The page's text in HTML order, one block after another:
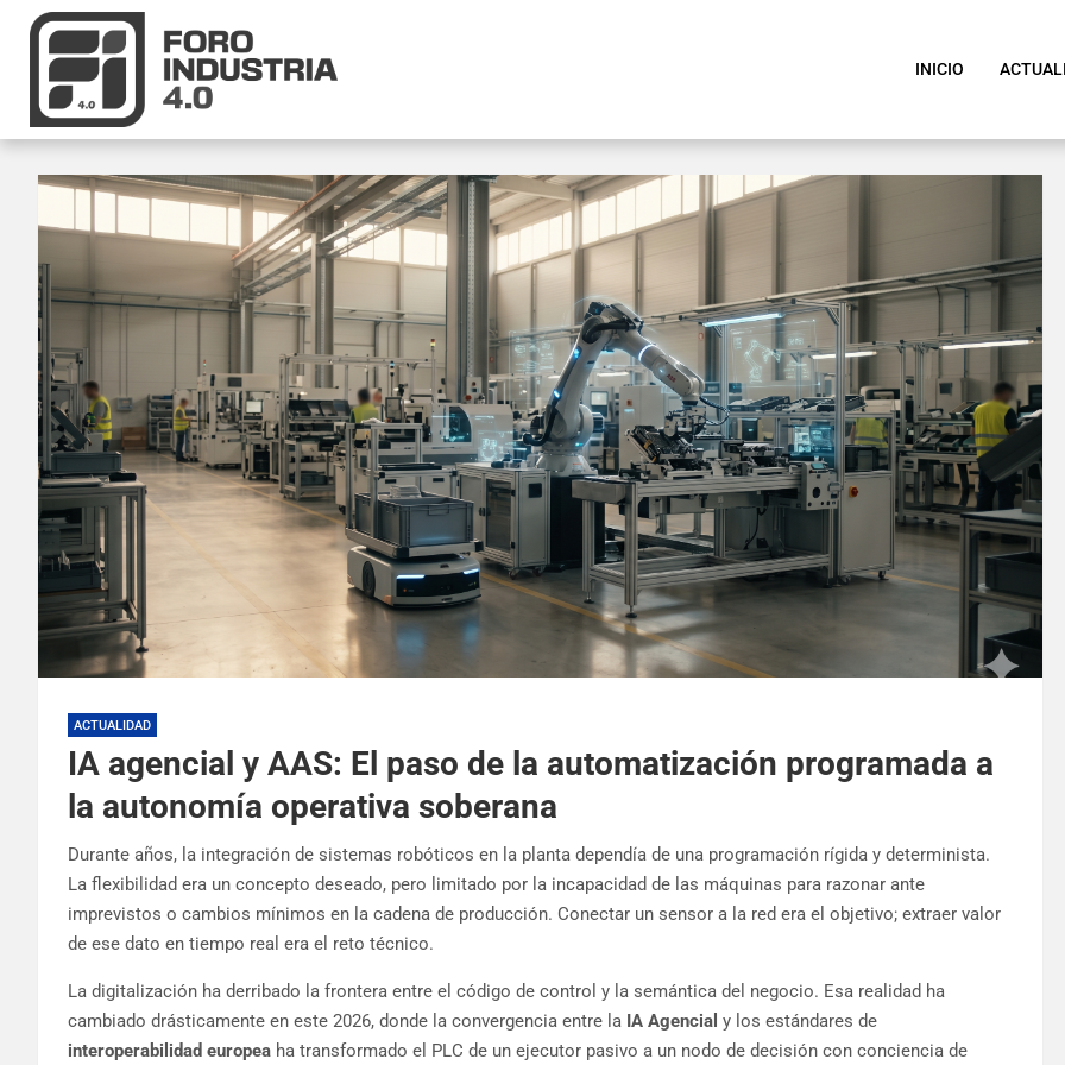
INICIO
ACTUALIDAD
IA agencial y AAS: El paso de la automatización programada a
la autonomía operativa soberana
Durante años, la integración de sistemas robóticos en la planta dependía de una programación rígida y determinista.
La flexibilidad era un concepto deseado, pero limitado por la incapacidad de las máquinas para razonar ante
imprevistos o cambios mínimos en la cadena de producción. Conectar un sensor a la red era el objetivo; extraer valor
de ese dato en tiempo real era el reto técnico.
La digitalización ha derribado la frontera entre el código de control y la semántica del negocio. Esa realidad ha
cambiado drásticamente en este 2026, donde la convergencia entre la IA Agencial y los estándares de
interoperabilidad europea ha transformado el PLC de un ejecutor pasivo a un nodo de decisión con conciencia de